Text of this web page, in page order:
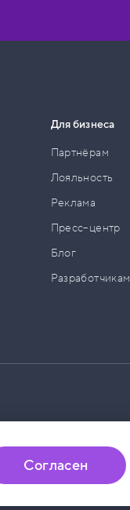
Для бизнеса
Партнёрам
Лояльность
Реклама
Пресс–центр
Блог
Разработчикам
Согласен